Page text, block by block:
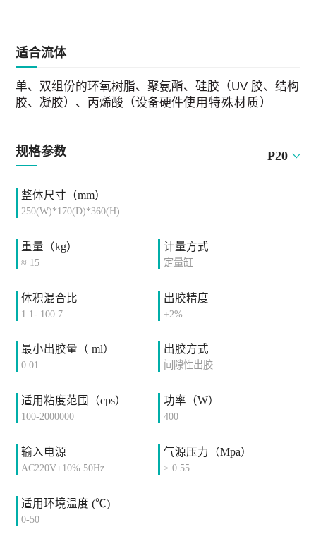
适合流体
单、双组份的环氧树脂、聚氨酯、硅胶（UV 胶、结构
胶、凝胶） 、丙烯酸（设备硬件使用特殊材质）
规格参数 P20
整体尺寸（mm）
250(W)*170(D)*360(H)
重量（kg）
≈ 15
计量方式
定量缸
体积混合比
1:1- 100:7
出胶精度
±2%
最小出胶量（ ml）
0.01
出胶方式
间隙性出胶
适用粘度范围（cps）
100-2000000
功率（W）
400
输入电源
AC220V±10% 50Hz
气源压力（Mpa）
≥ 0.55
适用环境温度 (℃)
0-50